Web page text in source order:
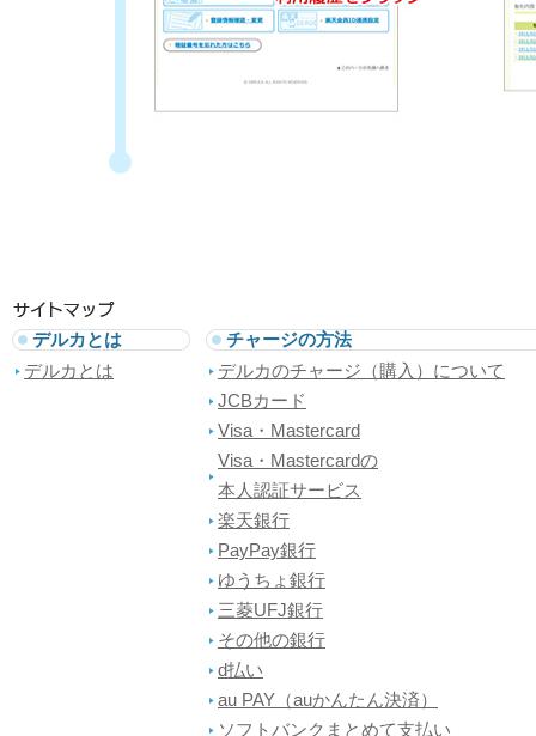
デルカとは
デルカとは
チャージの方法
デルカのチャージ（購入）について
JCBカード
Visa・Mastercard
Visa・Mastercardの
本人認証サービス
楽天銀行
PayPay銀行
ゆうちょ銀行
三菱UFJ銀行
その他の銀行
d払い
au PAY（auかんたん決済）
ソフトバンクまとめて支払い